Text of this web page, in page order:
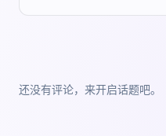
还没有评论，来开启话题吧。